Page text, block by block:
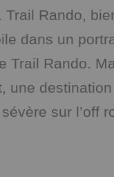
Trail Rando,
dans un
Trail Rando.
une
sur l’off